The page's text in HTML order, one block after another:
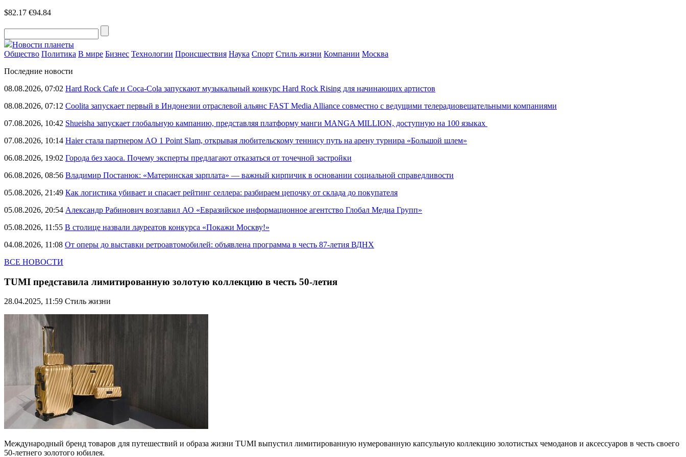
$82.17 €94.84
Новости планеты
Общество Политика В мире Бизнес Технологии Происшествия Наука Спорт Стиль жизни Компании Москва
Последние новости
08.08.2026, 07:02 Hard Rock Cafe и Coca-Cola запускают музыкальный конкурс Hard Rock Rising для начинающих артистов
08.08.2026, 07:12 Coolita запускает первый в Индонезии отраслевой альянс FAST Media Alliance совместно с ведущими телерадиовещательными компаниями
07.08.2026, 10:42 Shueisha запускает глобальную кампанию, представляя платформу манги MANGA MILLION, доступную на 100 языках
07.08.2026, 10:14 Haier стала партнером AO 1 Point Slam, открывая любительскому теннису путь на арену турнира «Большой шлем»
06.08.2026, 19:02 Города без хаоса. Почему эксперты предлагают отказаться от точечной застройки
06.08.2026, 08:56 Владимир Постанюк: «Материнская зарплата» — важный кирпичик в основании социальной справедливости
05.08.2026, 21:49 Как логистика убивает и спасает рейтинг селлера: разбираем цепочку от склада до покупателя
05.08.2026, 20:54 Александр Рабинович возглавил АО «Евразийское информационное агентство Глобал Медиа Групп»
05.08.2026, 11:55 В столице назвали лауреатов конкурса «Покажи Москву!»
04.08.2026, 11:08 От оперы до выставки ретроавтомобилей: объявлена программа в честь 87-летия ВДНХ
ВСЕ НОВОСТИ
TUMI представила лимитированную золотую коллекцию в честь 50-летия
28.04.2025, 11:59 Стиль жизни
Международный бренд товаров для путешествий и образа жизни TUMI выпустил лимитированную нумерованную капсульную коллекцию золотистых чемоданов и аксессуаров в честь своего
50-летнего золотого юбилея.